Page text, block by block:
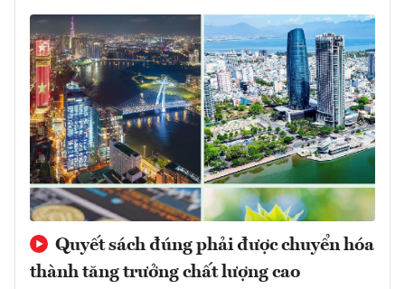
Quyết sách đúng phải được chuyển hóa
thành tăng trưởng chất lượng cao